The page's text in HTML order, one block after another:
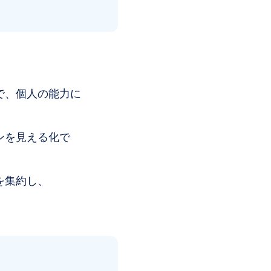
、個人の能力に
を見える化で
約し、